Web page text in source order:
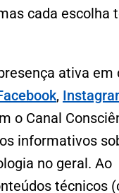
cada escolha
ativa em
,
o Canal
informativos
no geral. Ao
técnicos